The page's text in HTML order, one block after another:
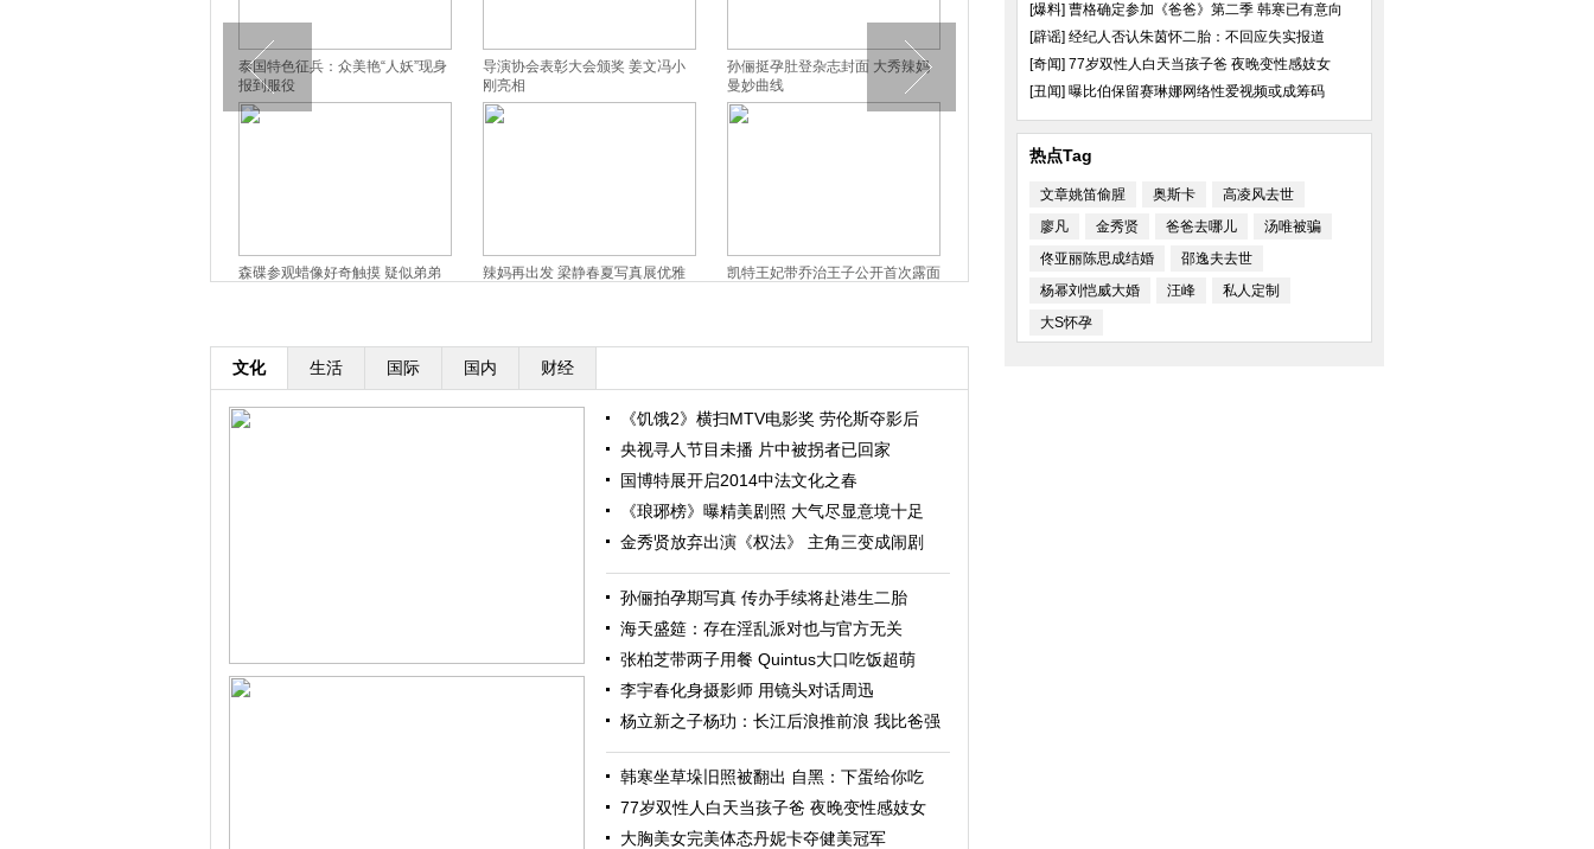
导演协会表彰大会颁奖 姜文冯小
刚亮相
孙俪挺孕肚登杂志封面 大秀辣妈
曼妙曲线
辣妈再出发 梁静春夏写真展优雅
凯特王妃带乔治王子公开首次露面
全智贤海量照片 从邻家妹妹到性
感女神
章子怡逆天助阵酷玩MV 复古女郎
上演马戏团爱情
姚笛出轨门后与宋丹丹搭戏演新娘
情绪低落无笑容
凯特王妃淡定与裸男握手 行碰鼻
甜美梦幻
文化 生活 国际 国内 财经
《饥饿2》横扫MTV电影奖 劳伦斯夺影后
央视寻人节目未播 片中被拐者已回家
国博特展开启2014中法文化之春
《琅琊榜》曝精美剧照 大气尽显意境十足
金秀贤放弃出演《权法》 主角三变成闹剧
孙俪拍孕期写真 传办手续将赴港生二胎
海天盛筵：存在淫乱派对也与官方无关
张柏芝带两子用餐 Quintus大口吃饭超萌
李宇春化身摄影师 用镜头对话周迅
杨立新之子杨玏：长江后浪推前浪 我比爸强
韩寒坐草垛旧照被翻出 自黑：下蛋给你吃
77岁双性人白天当孩子爸 夜晚变性感妓女
大胸美女完美体态丹妮卡夺健美冠军
[爆料] 曹格确定参加《爸爸》第二季 韩寒已有意向
[辟谣] 经纪人否认朱茵怀二胎：不回应失实报道
[奇闻] 77岁双性人白天当孩子爸 夜晚变性感妓女
[丑闻] 曝比伯保留赛琳娜网络性爱视频或成筹码
热点Tag
文章姚笛偷腥 奥斯卡
高凌风去世
廖凡
金秀贤 爸爸去哪儿
汤唯被骗
佟亚丽陈思成结婚
邵逸夫去世
杨幂刘恺威大婚
汪峰
私人定制
大S怀孕